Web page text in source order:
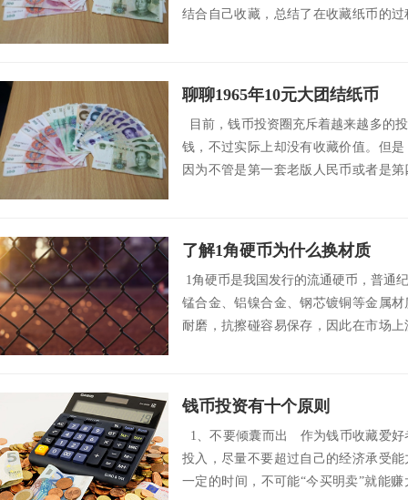
结合自己收藏，总结了在收藏纸币的
聊聊1965年10元大团结纸币
目前，钱币投资圈充斥着越来越多的
钱，不过实际上却没有收藏价值。但
因为不管是第一套老版人民币或者是
了解1角硬币为什么换材质
1角硬币是我国发行的流通硬币，普通
锰合金、铝镍合金、钢芯镀铜等金属
耐磨，抗擦碰容易保存，因此在市场
钱币投资有十个原则
1、不要倾囊而出 作为钱币收藏爱好
投入，尽量不要超过自己的经济承受
一定的时间，不可能“今买明卖”就能